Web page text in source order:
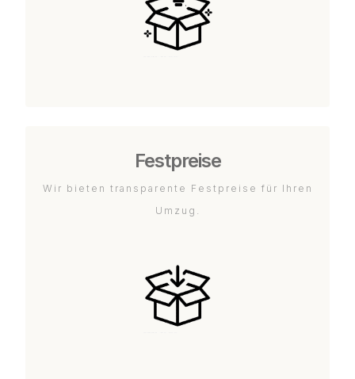
Festpreise
Wir bieten transparente Festpreise für Ihren
Umzug.